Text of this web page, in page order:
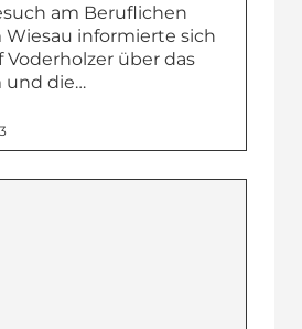
am Beruflichen
informierte sich
Voderholzer über das
und die…